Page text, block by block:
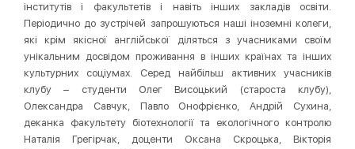
інститутів і факультетів і навіть інших закладів освіти.
Періодично до зустрічей запрошуються наші іноземні колеги,
які крім якісної англійської діляться з учасниками своїм
унікальним досвідом проживання в інших країнах та інших
культурних соціумах. Серед найбільш активних учасників
клубу – студенти Олег Висоцький (староста клубу),
Олександра Савчук, Павло Онофрієнко, Андрій Сухина,
деканка факультету біотехнології та екологічного контролю
Наталія Грегірчак, доценти Оксана Скроцька, Вікторія